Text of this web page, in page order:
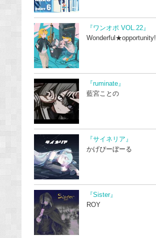
『ワンオポ VOL.22』
Wonderful★opportunity!
『ruminate』
藍宮ことの
『サイネリア』
かげぴーぼーる
『Sister』
ROY